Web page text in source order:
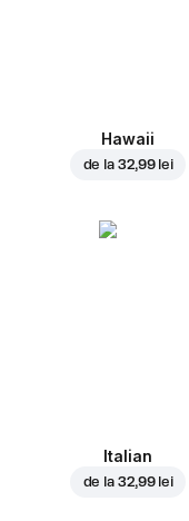
Hawaii
de la 32,99 lei
Italian
de la 32,99 lei